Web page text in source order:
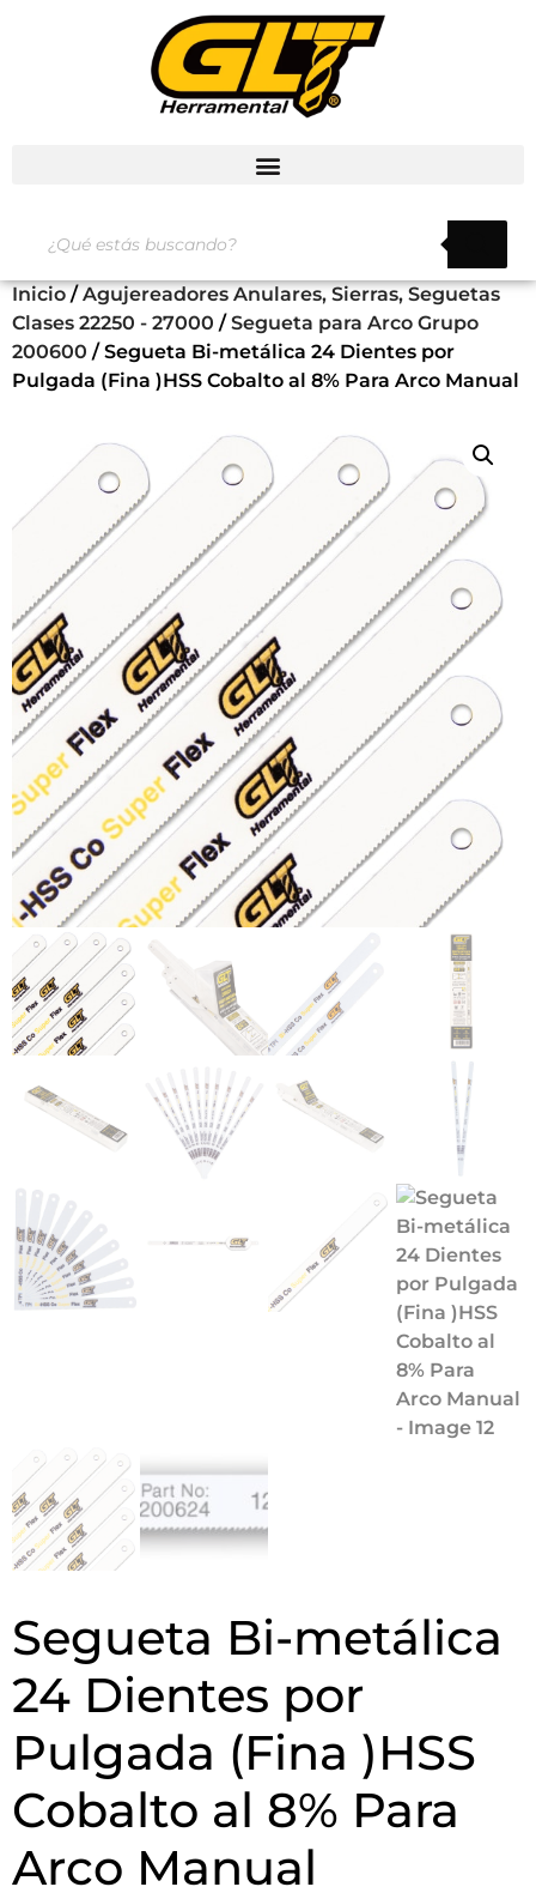
Inicio / Agujereadores Anulares, Sierras, Seguetas
Clases 22250 - 27000 / Segueta para Arco Grupo
200600 / Segueta Bi-metálica 24 Dientes por
Pulgada (Fina )HSS Cobalto al 8% Para Arco Manual
Segueta Bi-metálica
24 Dientes por
Pulgada (Fina )HSS
Cobalto al 8% Para
Arco Manual